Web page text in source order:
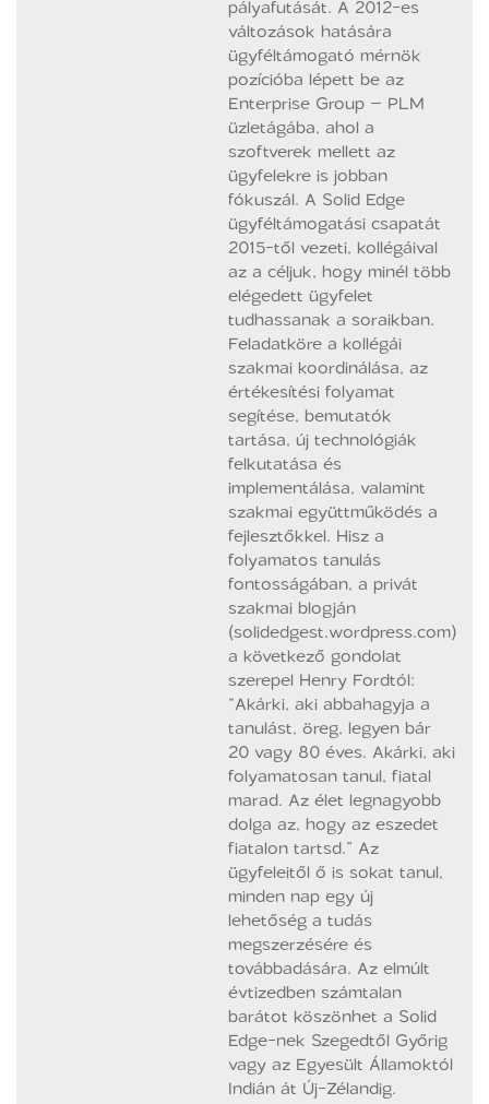
változások hatására
ügyféltámogató mérnök
pozícióba lépett be az
Enterprise Group – PLM
üzletágába, ahol a
szoftverek mellett az
ügyfelekre is jobban
fókuszál. A Solid Edge
ügyféltámogatási csapatát
2015-től vezeti, kollégáival
az a céljuk, hogy minél több
elégedett ügyfelet
tudhassanak a soraikban.
Feladatköre a kollégái
szakmai koordinálása, az
értékesítési folyamat
segítése, bemutatók
tartása, új technológiák
felkutatása és
implementálása, valamint
szakmai együttműködés a
fejlesztőkkel. Hisz a
folyamatos tanulás
fontosságában, a privát
szakmai blogján
(solidedgest.wordpress.com)
a következő gondolat
szerepel Henry Fordtól:
“Akárki, aki abbahagyja a
tanulást, öreg, legyen bár
20 vagy 80 éves. Akárki, aki
folyamatosan tanul, fiatal
marad. Az élet legnagyobb
dolga az, hogy az eszedet
fiatalon tartsd.” Az
ügyfeleitől ő is sokat tanul,
minden nap egy új
lehetőség a tudás
megszerzésére és
továbbadására. Az elmúlt
évtizedben számtalan
barátot köszönhet a Solid
Edge-nek Szegedtől Győrig
vagy az Egyesült Államoktól
Indián át Új-Zélandig.